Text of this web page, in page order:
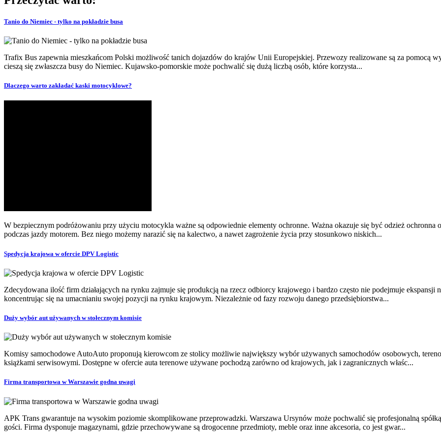
Tanio do Niemiec - tylko na pokładzie busa
Trafix Bus zapewnia mieszkańcom Polski możliwość tanich dojazdów do krajów Unii Europejskiej. Przewozy realizowane są za pomocą
cieszą się zwłaszcza busy do Niemiec. Kujawsko-pomorskie może pochwalić się dużą liczbą osób, które korzysta...
Dlaczego warto zakładać kaski motocyklowe?
W bezpiecznym podróżowaniu przy użyciu motocykla ważne są odpowiednie elementy ochronne. Ważna okazuje się być odzież
podczas jazdy motorem. Bez niego możemy narazić się na kalectwo, a nawet zagrożenie życia przy stosunkowo niskich...
Spedycja krajowa w ofercie DPV Logistic
Zdecydowana ilość firm działających na rynku zajmuje się produkcją na rzecz odbiorcy krajowego i bardzo często nie podejmuje
koncentrując się na umacnianiu swojej pozycji na rynku krajowym. Niezależnie od fazy rozwoju danego przedsiębiorstwa...
Duży wybór aut używanych w stołecznym komisie
Komisy samochodowe AutoAuto proponują kierowcom ze stolicy możliwie największy wybór używanych samochodów osobowych,
książkami serwisowymi. Dostępne w ofercie auta terenowe używane pochodzą zarówno od krajowych, jak i zagranicznych właśc...
Firma transportowa w Warszawie godna uwagi
APK Trans gwarantuje na wysokim poziomie skomplikowane przeprowadzki. Warszawa Ursynów może pochwalić się profesjonalną
gości. Firma dysponuje magazynami, gdzie przechowywane są drogocenne przedmioty, meble oraz inne akcesoria, co jest gwar...